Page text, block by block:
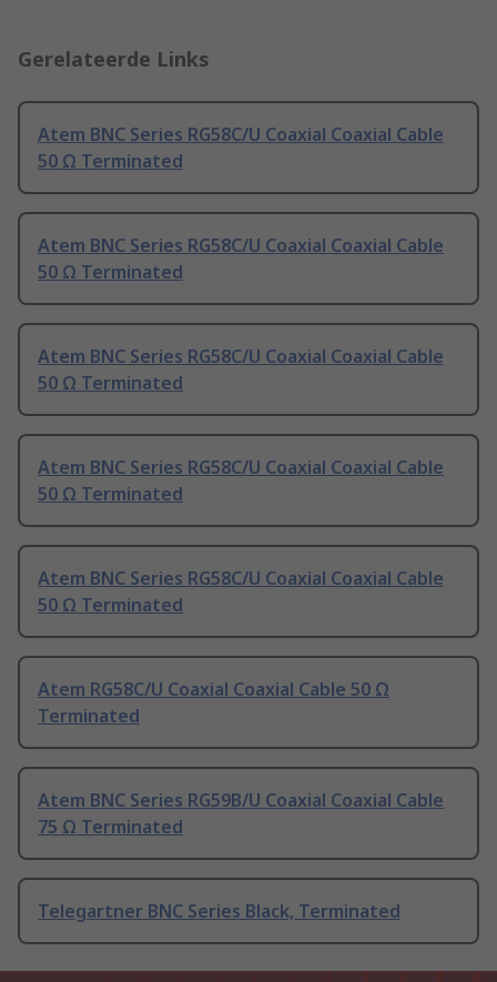
Gerelateerde Links
Atem BNC Series RG58C/U Coaxial Coaxial Cable
50 Ω Terminated
Atem BNC Series RG58C/U Coaxial Coaxial Cable
50 Ω Terminated
Atem BNC Series RG58C/U Coaxial Coaxial Cable
50 Ω Terminated
Atem BNC Series RG58C/U Coaxial Coaxial Cable
50 Ω Terminated
Atem BNC Series RG58C/U Coaxial Coaxial Cable
50 Ω Terminated
Atem RG58C/U Coaxial Coaxial Cable 50 Ω
Terminated
Atem BNC Series RG59B/U Coaxial Coaxial Cable
75 Ω Terminated
Telegartner BNC Series Black, Terminated